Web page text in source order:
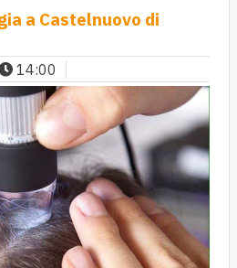
a Castelnuovo di
14:00